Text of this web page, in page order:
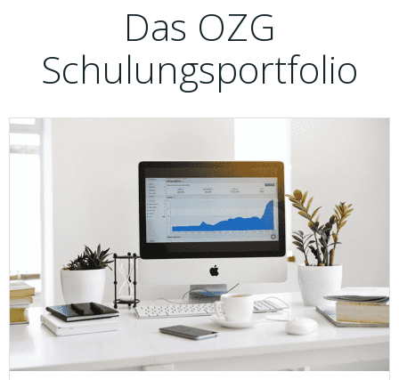
Das OZG
Schulungsportfolio